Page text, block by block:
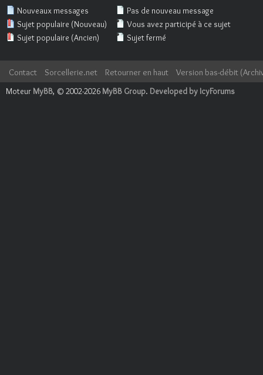
Nouveaux messages
Sujet populaire (Nouveau)
Sujet populaire (Ancien)
Pas de nouveau message
Vous avez participé à ce sujet
Sujet fermé
Contact Sorcellerie.net Retourner en haut
Version bas-débit
Moteur MyBB, © 2002-2026 MyBB Group. Developed by IcyForums